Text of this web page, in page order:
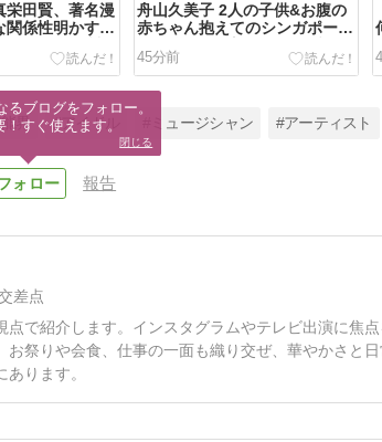
栄田賢、著名漫
関係性明かす
声
舟山久美子 2人の子供&お腹の
赤ちゃん抱えてのシンガポール
酷でした」
45分前
界 #アイドル #ミュージシャン #アーティスト
報告
差点
で紹介します。インスタグラムやテレビ出演に焦
祭りや会食、仕事の一面も織り交ぜ、華やかさと
ります。
るブログをフォロー。
すぐ使えます。
閉じる